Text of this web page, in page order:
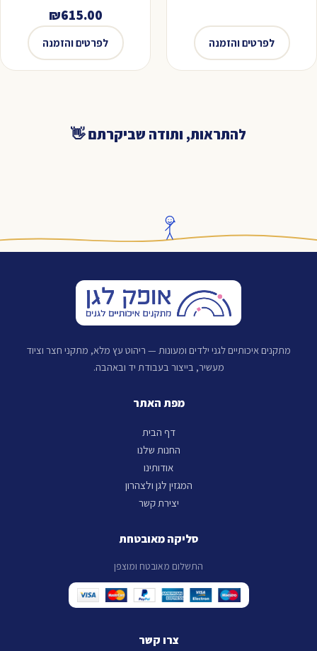
לפרטים והזמנה
₪615.00
לפרטים והזמנה
להתראות, ותודה שביקרתם 👋
מתקנים איכותיים לגני ילדים ומעונות — ריהוט עץ מלא, מתקני חצר וציוד
מעשיר, בייצור בעבודת יד ובאהבה.
מפת האתר
דף הבית
החנות שלנו
אודותינו
המגזין לגן ולצהרון
יצירת קשר
סליקה מאובטחת
התשלום מאובטח ומוצפן
צרו קשר